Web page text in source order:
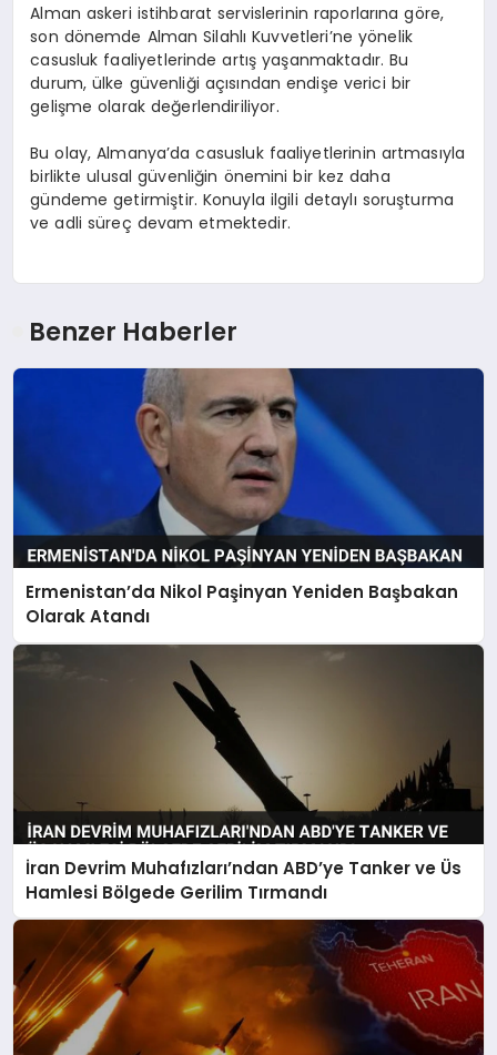
Alman askeri istihbarat servislerinin raporlarına göre,
son dönemde Alman Silahlı Kuvvetleri’ne yönelik
casusluk faaliyetlerinde artış yaşanmaktadır. Bu
durum, ülke güvenliği açısından endişe verici bir
gelişme olarak değerlendiriliyor.
Bu olay, Almanya’da casusluk faaliyetlerinin artmasıyla
birlikte ulusal güvenliğin önemini bir kez daha
gündeme getirmiştir. Konuyla ilgili detaylı soruşturma
ve adli süreç devam etmektedir.
Benzer Haberler
Ermenistan’da Nikol Paşinyan Yeniden Başbakan
Olarak Atandı
İran Devrim Muhafızları’ndan ABD’ye Tanker ve Üs
Hamlesi Bölgede Gerilim Tırmandı